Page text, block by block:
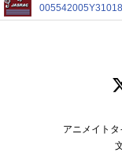
005542005Y31018
アニメイトタ